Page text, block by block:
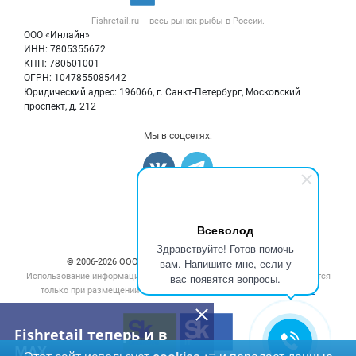
Всеволод
Здравствуйте! Готов помочь
вам. Напишите мне, если у
вас появятся вопросы.
Fishretail теперь и в
MAX
Fishretail.ru – весь рынок рыбы в России.
ООО «Инлайн»
ИНН: 7805355672
КПП: 780501001
ОГРН: 1047855085442
Юридический адрес: 196066, г. Санкт-Петербург, Московский
проспект, д. 212
Контактная информация
Политика обработки персональных данных
Блог
Икра
Мы в соцсетях:
Счетчики, авторское право, логотипы
© 2006‑2026 ООО “Инлайн”. 12+ Все права защищены.
Использование информации, размещенной на данном сайте, допускается
только при размещении активной гиперссылки на сайт
fishretail.ru